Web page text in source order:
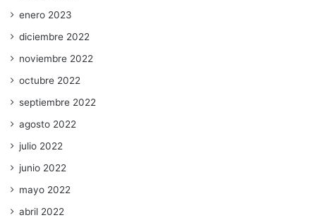
enero 2023
diciembre 2022
noviembre 2022
octubre 2022
septiembre 2022
agosto 2022
julio 2022
junio 2022
mayo 2022
abril 2022